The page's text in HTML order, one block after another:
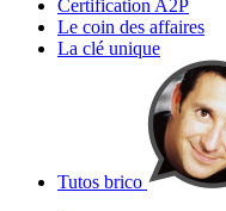
Certification A2P
Le coin des affaires
La clé unique
Tutos brico